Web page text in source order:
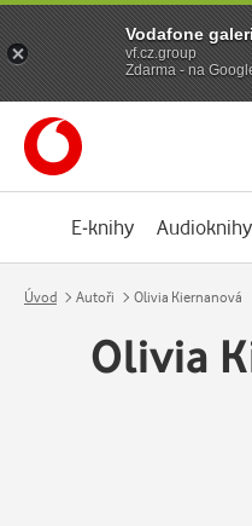
E-knihy Audioknihy
Úvod Autoři Olivia Kiernanová
Olivia
Vodafone
vf.cz.group
Zdarma - na